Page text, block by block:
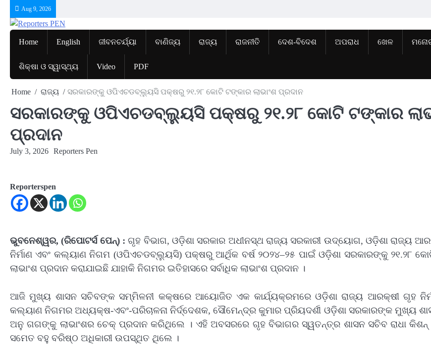
content
Aug 9, 2026
Home English ଜୀବନଚର୍ଯ୍ୟା ବାଣିଜ୍ୟ ରାଜ୍ୟ ରାଜନୀତି ଦେଶ-ବିଦେଶ ଅପରାଧ ଖେଳ
ଶିକ୍ଷା ଓ ସ୍ୱାସ୍ଥ୍ୟ Video PDF
Home ରାଜ୍ୟ ସରକାରଙ୍କୁ ଓପିଏଚଡବ୍ଲ୍ୟୁସି ପକ୍ଷରୁ ୨୧.୨୮ କୋଟି ଟଙ୍କାର ଲାଭାଂଶ ପ୍ରଦାନ
ସରକାରଙ୍କୁ ଓପିଏଚଡବ୍ଲ୍ୟୁସି ପକ୍ଷରୁ ୨୧.୨୮ କୋଟି ଟଙ୍କାର
ପ୍ରଦାନ
July 3, 2026 Reporters Pen
Reporterspen
ଭୁବନେଶ୍ୱର, (ରିପୋଟର୍ସ ପେନ୍‌) : ଗୃହ ବିଭାଗ, ଓଡ଼ିଶା ସରକାର ଅଧୀନସ୍ଥ ରାଜ୍ୟ ସରକାରୀ ଉଦ୍‌ୟୋଗ, ଓଡ଼ିଶା ରାଜ୍ୟ
ନିର୍ମାଣ ଏବଂ କଲ୍ୟାଣ ନିଗମ (ଓପିଏଚଡବ୍ଲ୍ୟୁସି) ପକ୍ଷରୁ ଆର୍ଥିକ ବର୍ଷ ୨୦୨୪–୨୫ ପାଇଁ ଓଡ଼ିଶା ସରକାରଙ୍କୁ ୨୧.୨୮
ଲାଭାଂଶ ପ୍ରଦାନ କରାଯାଇଛି ଯାହାକି ନିଗମର ଇତିହାସରେ ସର୍ବାଧିକ ଲାଭାଂଶ ପ୍ରଦାନ ।
ଆଜି ମୁଖ୍ୟ ଶାସନ ସଚିବଙ୍କ ସମ୍ମିଳନୀ କକ୍ଷରେ ଆୟୋଜିତ ଏକ କାର୍ଯ୍ୟକ୍ରମରେ ଓଡ଼ିଶା ରାଜ୍ୟ ଆରକ୍ଷୀ ଗୃହ
କଲ୍ୟାଣ ନିଗମର ଅଧ୍ୟକ୍ଷ-ଏବଂ-ପରିଚାଳନା ନିର୍ଦ୍ଦେଶକ, ସୌମେନ୍ଦ୍ର କୁମାର ପ୍ରିୟଦର୍ଶୀ ଓଡ଼ିଶା ସରକାରଙ୍କ ମୁଖ୍ୟ
ଅନୁ ଗଗଙ୍କୁ ଲାଭାଂଶର ଚେକ୍ ପ୍ରଦାନ କରିଥିଲେ । ଏହି ଅବସରରେ ଗୃହ ବିଭାଗର ସ୍ୱତନ୍ତ୍ର ଶାସନ ସଚିବ ରାଧା କିଶନ୍
ସମେତ ବହୁ ବରିଷ୍ଠ ଅଧିକାରୀ ଉପସ୍ଥିତ ଥିଲେ ।